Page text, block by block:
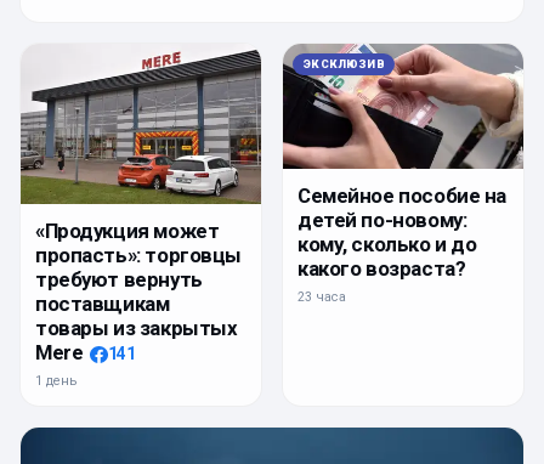
«Продукция может
пропасть»: торговцы
требуют вернуть
поставщикам
товары из закрытых
Mere
141
1 день
ЭКСКЛЮЗИВ
Семейное пособие на
детей по-новому:
кому, сколько и до
какого возраста?
23 часа